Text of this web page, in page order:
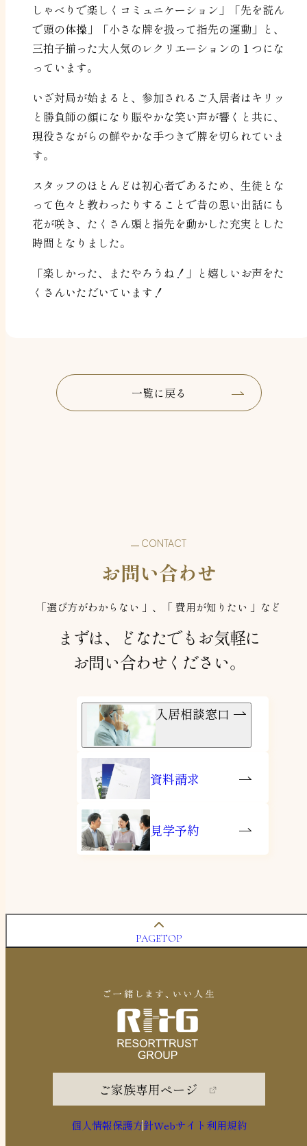
しゃべりで楽しくコミュニケーション」「先を読ん
で頭の体操」「小さな牌を扱って指先の運動」と、
三拍子揃った大人気のレクリエーションの１つにな
っています。
いざ対局が始まると、参加されるご入居者はキリッ
と勝負師の顔になり賑やかな笑い声が響くと共に、
現役さながらの鮮やかな手つきで牌を切られていま
す。
スタッフのほとんどは初心者であるため、生徒とな
って色々と教わったりすることで昔の思い出話にも
花が咲き、たくさん頭と指先を動かした充実とした
時間となりました。
「楽しかった、またやろうね！」と嬉しいお声をた
くさんいただいています！
一覧に戻る
一覧に戻る
CONTACT
お問い合わせ
「選び方がわからない 」、「 費用が知りたい 」など
まずは、どなたでもお気軽に
お問い合わせください。
入居相談窓口
資料請求
見学予約
PAGETOP
ご家族専用ページ
個人情報保護方針Webサイト利用規約